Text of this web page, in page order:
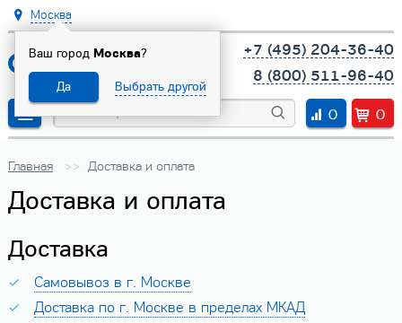
Москва
Ваш город Москва?
Да Выбрать другой
+7 (495) 204-36-40
8 (800) 511-96-40
0
0
Главная Доставка и оплата
Доставка и оплата
Доставка
Самовывоз в г. Москве
Доставка по г. Москве в пределах МКАД